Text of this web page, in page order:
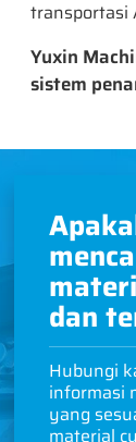
transportasi
Yuxin
sistem
dan
Hubungi
informasi
yang
material